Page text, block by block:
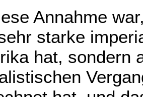
Annahme
starke
hat, sondern